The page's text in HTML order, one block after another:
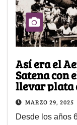
Así era el
Satena con
llevar plata
MARZO 29, 2025
Desde los años